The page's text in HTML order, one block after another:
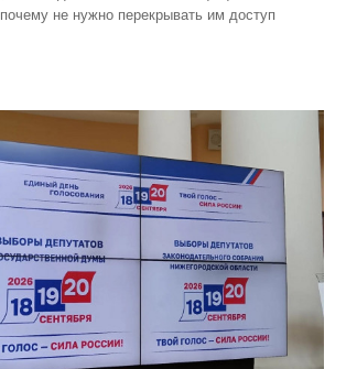
не нужно перекрывать им доступ